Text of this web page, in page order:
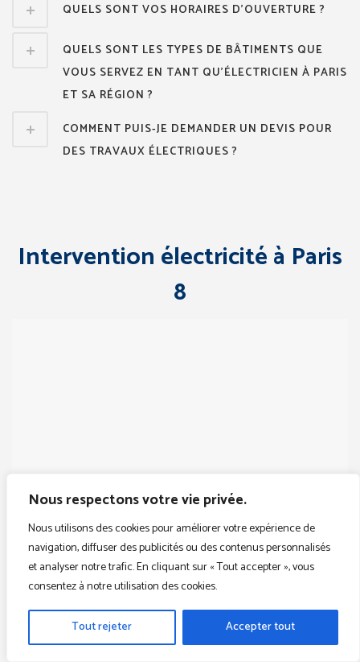
Nous respectons votre vie privée.
Nous utilisons des cookies pour améliorer votre expérience de
navigation, diffuser des publicités ou des contenus personnalisés
et analyser notre trafic. En cliquant sur « Tout accepter », vous
consentez à notre utilisation des cookies.
Tout rejeter Accepter tout
QUELS SONT VOS HORAIRES D'OUVERTURE ?
QUELS SONT LES TYPES DE BÂTIMENTS QUE
VOUS SERVEZ EN TANT QU'ÉLECTRICIEN À PARIS
ET SA RÉGION ?
COMMENT PUIS-JE DEMANDER UN DEVIS POUR
DES TRAVAUX ÉLECTRIQUES ?
Intervention électricité à Paris
8